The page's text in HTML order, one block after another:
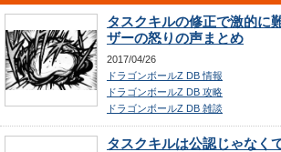
タスクキルの修正で激的に
ザーの怒りの声まとめ
2017/04/26
ドラゴンボールZ DB 情報
ドラゴンボールZ DB 攻略
ドラゴンボールZ DB 雑談
タスクキルは公認じゃなく